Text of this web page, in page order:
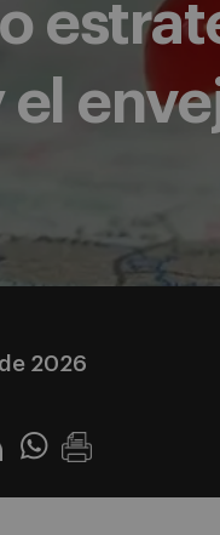
el
2026
Whatsapp